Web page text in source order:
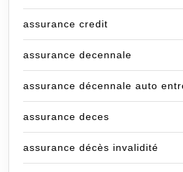
assurance credit
assurance decennale
assurance décennale auto
assurance deces
assurance décès invalidité